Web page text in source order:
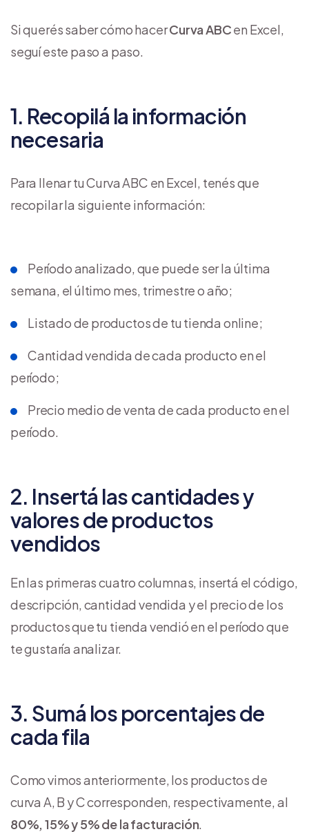
Si querés saber cómo hacerCurva ABCen Excel,
seguí este paso a paso.
1. Recopilá la información
necesaria
Para llenar tu Curva ABC en Excel, tenés que
recopilar la siguiente información:
Período analizado, que puede ser la última
semana, el último mes, trimestre o año;
Listado de productos de tu tienda online;
Cantidad vendida de cada producto en el
período;
Precio medio de venta de cada producto en el
período.
2. Insertá las cantidades y
valores de productos
vendidos
En las primeras cuatro columnas, insertá el código,
descripción, cantidad vendida y el precio de los
productos que tu tienda vendió en el período que
te gustaría analizar.
3. Sumá los porcentajes de
cada fila
Como vimos anteriormente, los productos de
curva A, B y C corresponden, respectivamente, al
80%, 15% y 5% de la facturación.